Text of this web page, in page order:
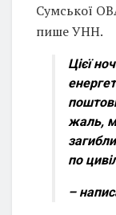
Сумської
пише УНН.
Цієї
жаль,
по
–